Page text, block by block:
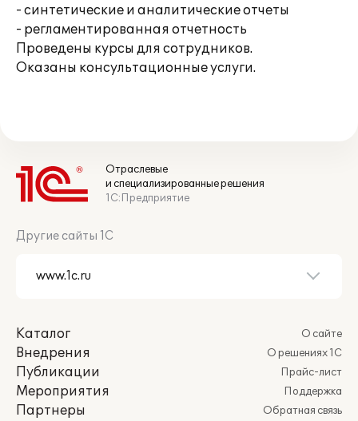
- синтетические и аналитические отчеты
- регламентированная отчетность
Проведены курсы для сотрудников.
Оказаны консультационные услуги.
Отраслевые
и специализированные решения
1С:Предприятие
Другие сайты 1С
Каталог
Внедрения
Публикации
Мероприятия
Партнеры
О сайте
О решениях 1С
Прайс-лист
Поддержка
Обратная связь